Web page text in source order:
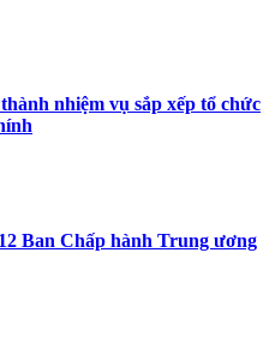
nhiệm vụ sắp xếp tổ chức
Ban Chấp hành Trung ương